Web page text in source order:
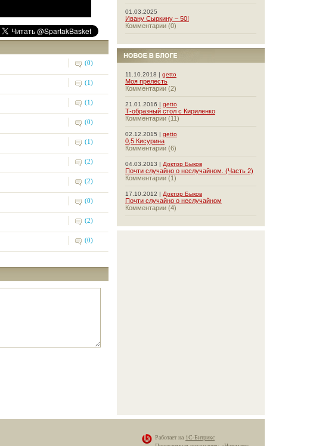
(0)
(1)
(1)
(0)
(1)
(2)
(2)
(0)
(2)
(0)
01.03.2025
Ивану Сыркину – 50!
Комментарии (0)
11.10.2018 | getto
Моя прелесть
Комментарии (2)
21.01.2016 | getto
Т-образный стол с Кириленко
Комментарии (11)
02.12.2015 | getto
0,5 Кисурина
Комментарии (6)
04.03.2013 | Доктор Быков
Почти случайно о неслучайном. (Часть 2)
Комментарии (1)
17.10.2012 | Доктор Быков
Почти случайно о неслучайном
Комментарии (4)
Работает на 1С-Битрикс